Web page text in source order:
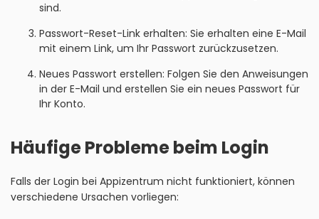
sind.
Passwort-Reset-Link erhalten: Sie erhalten eine E-Mail
mit einem Link, um Ihr Passwort zurückzusetzen.
Neues Passwort erstellen: Folgen Sie den Anweisungen
in der E-Mail und erstellen Sie ein neues Passwort für
Ihr Konto.
Häufige Probleme beim Login
Falls der Login bei Appizentrum nicht funktioniert, können
verschiedene Ursachen vorliegen: